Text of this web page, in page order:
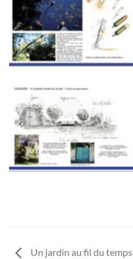
Un jardin au fil du temps